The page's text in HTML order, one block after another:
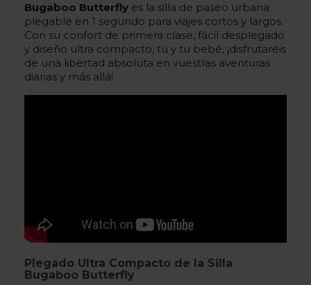
Bugaboo Butterfly es la silla de paseo urbana
plegable en 1 segundo para viajes cortos y largos.
Con su confort de primera clase, fácil desplegado
y diseño ultra compacto, tú y tu bebé, ¡disfrutaréis
de una libertad absoluta en vuestras aventuras
diarias y más allá!
Plegado Ultra Compacto de la Silla
Bugaboo Butterfly